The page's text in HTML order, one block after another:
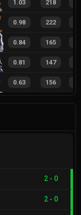
1.03 218
0.98 222
0.84 165
0.81 147
0.63 156
2 - 0
2 - 0